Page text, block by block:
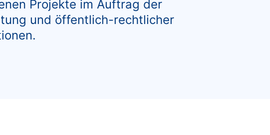
Projekte im Auftrag der
und öffentlich-rechtlicher